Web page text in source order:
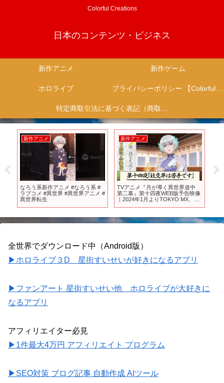
Colorful Creations
日本のコンテンツ・ビジネス
新作アニメ 新作ゲーム
ホロライブ プライバシーポリシー 【Colorful Creation】
特定商取引法に基づく表記（商取引に関する開示）
新作アニメ
なろう系新作アニメ #なろう系 #
ラブコメ #異世界 #異世界アニメ #
異世界転生
新作アニメ
TVアニメ『月が導く異世界道中
第二幕』第十四夜WEB版予告映像
｜2024年1月よりTOKYO MX、
全世界でダウンロード中（Android版）
▶ホロライブ３D 星街すいせいが好きになるアプリ
▶ファンアート 星街すいせい他 ホロライブが大好きに
なるアプリ
アフィリエイター必見
▶1件最大4万円 アフィリエイト プログラム
▶SEO対策 ブログ記事 自動作成 AIツール